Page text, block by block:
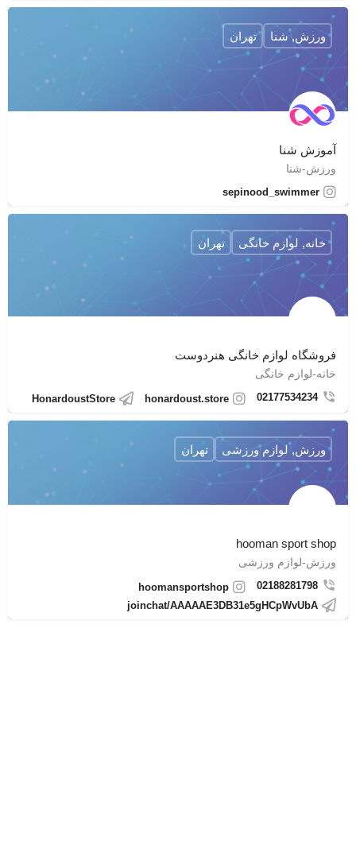
آموزش شنا
ورزش-شنا
sepinood_swimmer
ورزش, شنا تهران
فروشگاه لوازم خانگی هنردوست
خانه-لوازم خانگی
02177534234
honardoust.store
HonardoustStore
خانه, لوازم خانگی تهران
hooman sport shop
ورزش-لوازم ورزشی
02188281798
hoomansportshop
joinchat/AAAAAE3DB31e5gHCpWvUbA
ورزش, لوازم ورزشی تهران